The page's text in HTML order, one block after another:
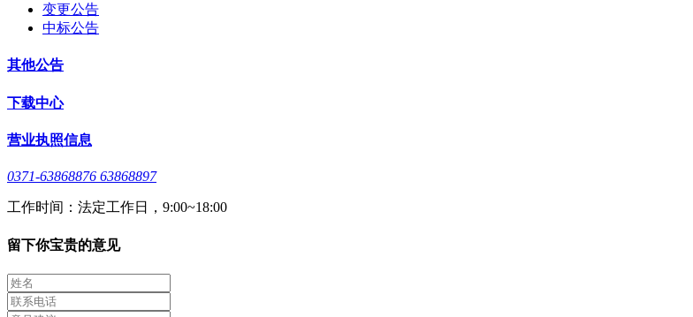
变更公告
中标公告
其他公告
下载中心
营业执照信息
0371-63868876 63868897
工作时间：法定工作日，9:00~18:00
留下你宝贵的意见